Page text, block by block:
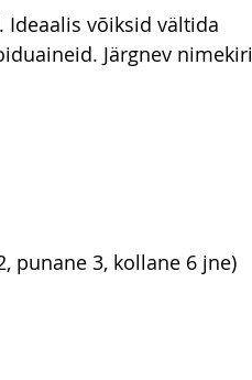
. Ideaalis võiksid vältida
Järgnev nimekiri
punane 3, kollane 6 jne)